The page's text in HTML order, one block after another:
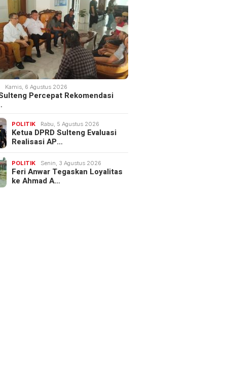
Kamis, 6 Agustus 2026
Percepat Rekomendasi
POLITIK Rabu, 5 Agustus 2026
Ketua DPRD Sulteng Evaluasi
Realisasi AP…
POLITIK Senin, 3 Agustus 2026
Feri Anwar Tegaskan Loyalitas
ke Ahmad A…